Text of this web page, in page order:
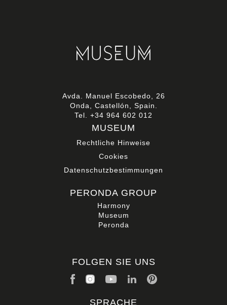
Avda. Manuel Escobedo, 26
Onda, Castellón, Spain.
Tel. +34 964 602 012
MUSEUM
Rechtliche Hinweise
Cookies
Datenschutzbestimmungen
PERONDA GROUP
Harmony
Museum
Peronda
FOLGEN SIE UNS
SPRACHE